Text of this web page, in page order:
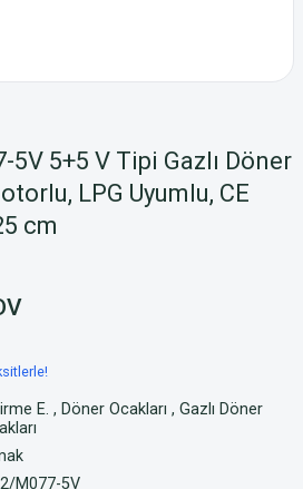
5V 5+5 V Tipi Gazlı Döner
LPG Uyumlu, CE
cm
E. , Döner Ocakları , Gazlı Döner
M077-5V